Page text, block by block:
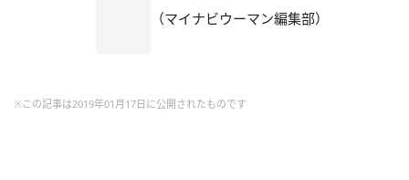
（マイナビウーマン編集部）
※この記事は2019年01月17日に公開されたものです